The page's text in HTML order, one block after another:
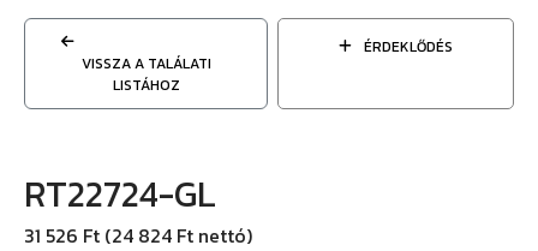
VISSZA A TALÁLATI
LISTÁHOZ
ÉRDEKLŐDÉS
RT22724-GL
31 526 Ft (24 824 Ft nettó)